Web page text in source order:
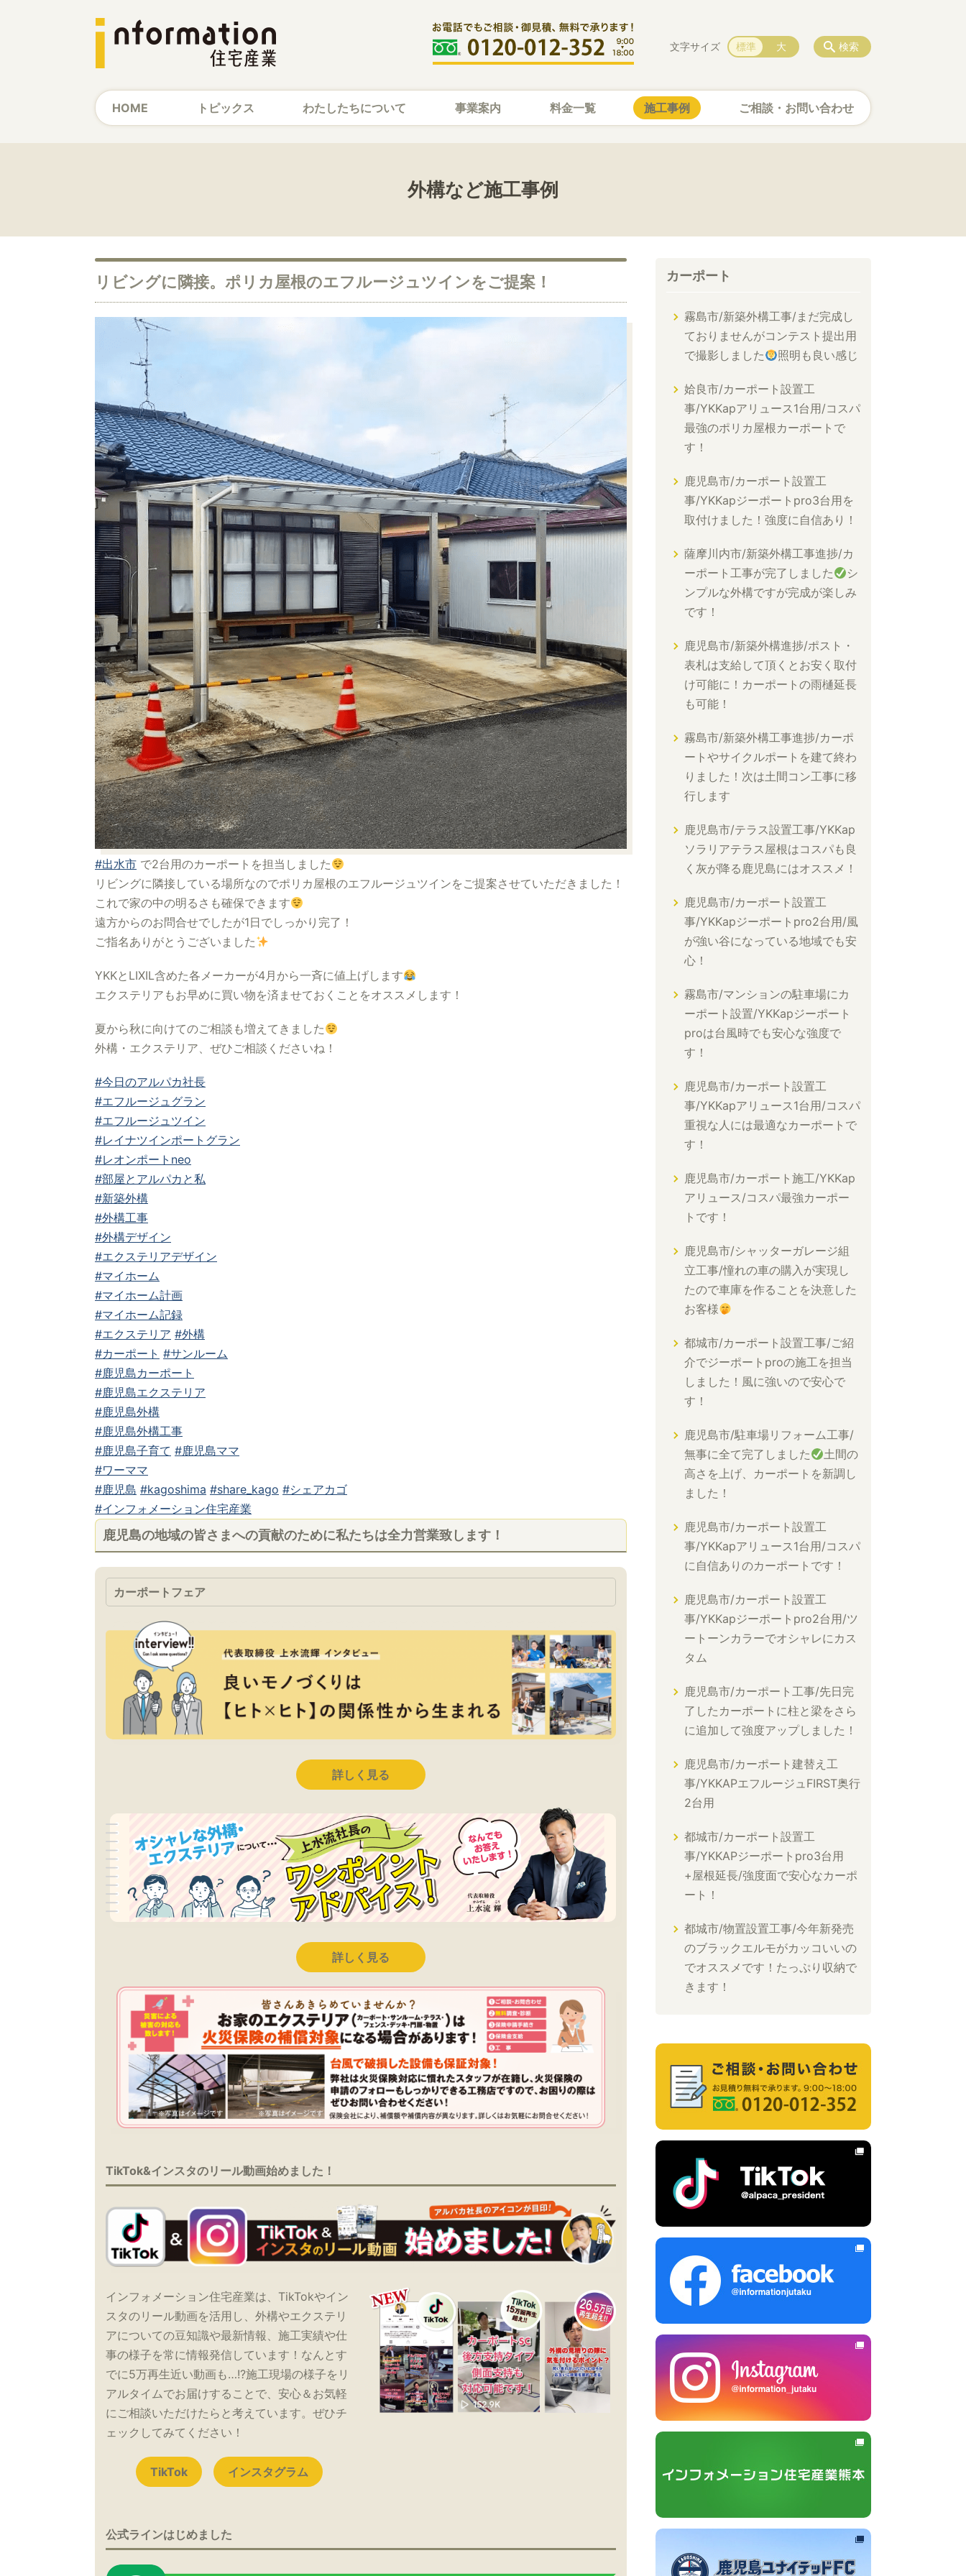
HOME トピックス わたしたちについて 事業案内 料金一覧 施工事例 ご相談・お問い合わせ
検索
文字サイズ 標準 大
外構など施工事例
リビングに隣接。ポリカ屋根のエフルージュツインをご提案！
#出水市 で2台用のカーポートを担当しました
リビングに隣接している場所なのでポリカ屋根のエフルージュツインをご提案させていただきました！
これで家の中の明るさも確保できます
遠方からのお問合せでしたが1日でしっかり完了！
ご指名ありがとうございました
YKKとLIXIL含めた各メーカーが4月から一斉に値上げします
エクステリアもお早めに買い物を済ませておくことをオススメします！
夏から秋に向けてのご相談も増えてきました
外構・エクステリア、ぜひご相談くださいね！
#今日のアルパカ社長
#エフルージュグラン
#エフルージュツイン
#レイナツインポートグラン
#レオンポートneo
#部屋とアルパカと私
#新築外構
#外構工事
#外構デザイン
#エクステリアデザイン
#マイホーム
#マイホーム計画
#マイホーム記録
#エクステリア #外構
#カーポート #サンルーム
#鹿児島カーポート
#鹿児島エクステリア
#鹿児島外構
#鹿児島外構工事
#鹿児島子育て #鹿児島ママ
#ワーママ
#鹿児島 #kagoshima #share_kago #シェアカゴ
#インフォメーション住宅産業
鹿児島の地域の皆さまへの貢献のために私たちは全力営業致します！
カーポートフェア
詳しく見る
詳しく見る
TikTok&インスタのリール動画始めました！
インフォメーション住宅産業は、TikTokやイン
スタのリール動画を活用し、外構やエクステリ
アについての豆知識や最新情報、施工実績や仕
事の様子を常に情報発信しています！なんとす
でに5万再生近い動画も…!?施工現場の様子をリ
アルタイムでお届けすることで、安心＆お気軽
にご相談いただけたらと考えています。ぜひチ
ェックしてみてください！
TikTok インスタグラム
公式ラインはじめました
カーポート
霧島市/新築外構工事/まだ完成し
ておりませんがコンテスト提出用
で撮影しました
照明も良い感じ
姶良市/カーポート設置工
事/YKKapアリュース1台用/コスパ
最強のポリカ屋根カーポートで
す！
鹿児島市/カーポート設置工
事/YKKapジーポートpro3台用を
取付けました！強度に自信あり！
薩摩川内市/新築外構工事進捗/カ
ーポート工事が完了しました
シ
ンプルな外構ですが完成が楽しみ
です！
鹿児島市/新築外構進捗/ポスト・
表札は支給して頂くとお安く取付
け可能に！カーポートの雨樋延長
も可能！
霧島市/新築外構工事進捗/カーポ
ートやサイクルポートを建て終わ
りました！次は土間コン工事に移
行します
鹿児島市/テラス設置工事/YKKap
ソラリアテラス屋根はコスパも良
く灰が降る鹿児島にはオススメ！
鹿児島市/カーポート設置工
事/YKKapジーポートpro2台用/風
が強い谷になっている地域でも安
心！
霧島市/マンションの駐車場にカ
ーポート設置/YKKapジーポート
proは台風時でも安心な強度で
す！
鹿児島市/カーポート設置工
事/YKKapアリュース1台用/コスパ
重視な人には最適なカーポートで
す！
鹿児島市/カーポート施工/YKKap
アリュース/コスパ最強カーポー
トです！
鹿児島市/シャッターガレージ組
立工事/憧れの車の購入が実現し
たので車庫を作ることを決意した
お客様
都城市/カーポート設置工事/ご紹
介でジーポートproの施工を担当
しました！風に強いので安心で
す！
鹿児島市/駐車場リフォーム工事/
無事に全て完了しました
土間の
高さを上げ、カーポートを新調し
ました！
鹿児島市/カーポート設置工
事/YKKapアリュース1台用/コスパ
に自信ありのカーポートです！
鹿児島市/カーポート設置工
事/YKKapジーポートpro2台用/ツ
ートーンカラーでオシャレにカス
タム
鹿児島市/カーポート工事/先日完
了したカーポートに柱と梁をさら
に追加して強度アップしました！
鹿児島市/カーポート建替え工
事/YKKAPエフルージュFIRST奥行
2台用
都城市/カーポート設置工
事/YKKAPジーポートpro3台用
+屋根延長/強度面で安心なカーポ
ート！
都城市/物置設置工事/今年新発売
のブラックエルモがカッコいいの
でオススメです！たっぷり収納で
きます！